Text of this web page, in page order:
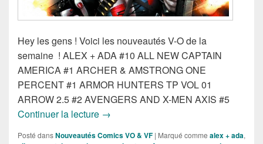
Hey les gens ! Voici les nouveautés V-O de la
semaine ! ALEX + ADA #10 ALL NEW CAPTAIN
AMERICA #1 ARCHER & AMSTRONG ONE
PERCENT #1 ARMOR HUNTERS TP VOL 01
ARROW 2.5 #2 AVENGERS AND X-MEN AXIS #5
Continuer la lecture Sortie des comics VO du 12
→
Posté dansNouveautés Comics VO & VF | Marqué comme alex + ada,